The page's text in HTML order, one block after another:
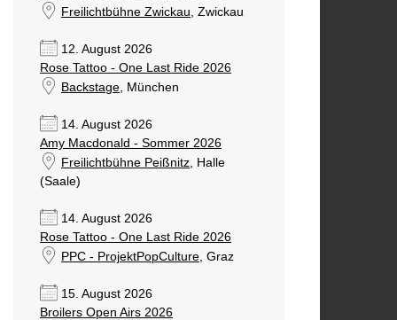
Freilichtbühne Zwickau, Zwickau
12. August 2026
Rose Tattoo - One Last Ride 2026
Backstage, München
14. August 2026
Amy Macdonald - Sommer 2026
Freilichtbühne Peißnitz, Halle
(Saale)
14. August 2026
Rose Tattoo - One Last Ride 2026
PPC - ProjektPopCulture, Graz
15. August 2026
Broilers Open Airs 2026